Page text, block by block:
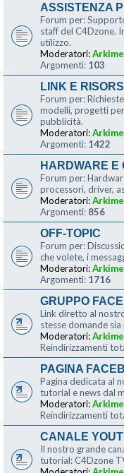
ASSISTENZA
Forum per:
staff del C4Dzone.
utilizzo.
Moderatori:
Argomenti: 103
LINK E
Forum per:
modelli, progetti
pubblicità.
Moderatori:
Argomenti: 1422
HARDWARE E
Forum per:
processori, driver,
Moderatori:
Argomenti: 856
OFF-TOPIC
Forum per:
che volete, i
Moderatori:
Argomenti: 1716
GRUPPO
Link diretto al
stesse domande
Moderatori:
Reindirizzamenti
PAGINA
Pagina dedicata al
tutorial e news dal
Moderatori:
Reindirizzamenti
CANALE
Il nostro grande
tutorial: C4Dzone